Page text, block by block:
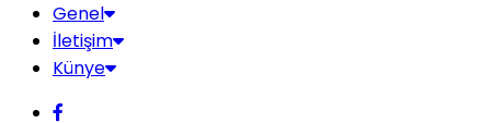
Genel
İletişim
Künye